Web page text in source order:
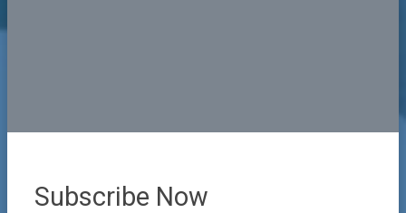
Subscribe Now